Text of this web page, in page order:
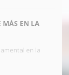
MÁS EN LA
en la